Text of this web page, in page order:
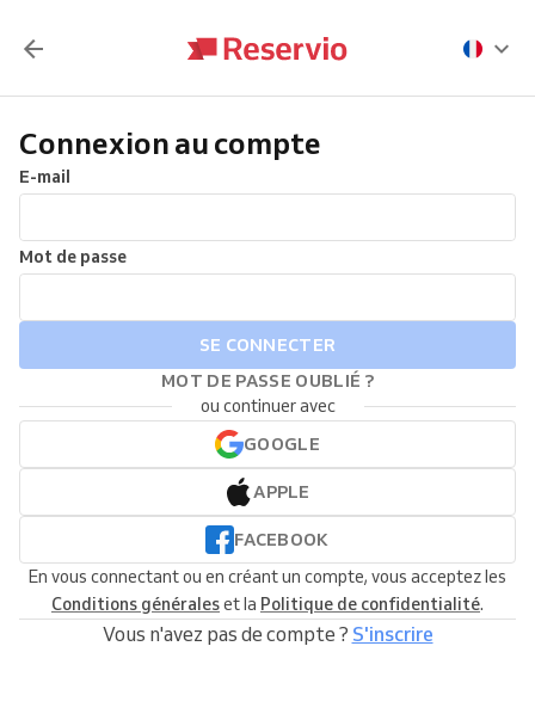
Connexion au compte
E-mail
Mot de passe
SE CONNECTER
MOT DE PASSE OUBLIÉ ?
ou continuer avec
GOOGLE
APPLE
FACEBOOK
En vous connectant ou en créant un compte, vous acceptez les
Conditions généraleset la Politique de confidentialité.
Vous n'avez pas de compte ? S'inscrire